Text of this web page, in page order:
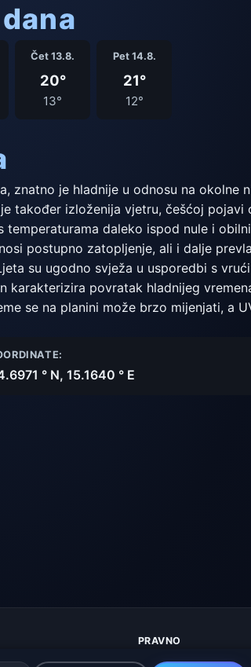
Čet 13.8.
20°
13°
Pet 14.8.
21°
12°
znatno je hladnije u odnosu na okolne
također izloženija vjetru, češćoj pojavi
daleko ispod nule i
postupno zatopljenje, ali i dalje
su ugodno svježa u usporedbi s
karakterizira povratak hladnijeg
se na planini može brzo mijenjati, a
° N, 15.1640 ° E
PRAVNO
Zaštita privatnosti